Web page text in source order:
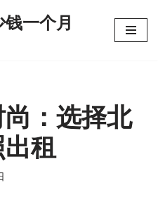
一个月
：选择北
租